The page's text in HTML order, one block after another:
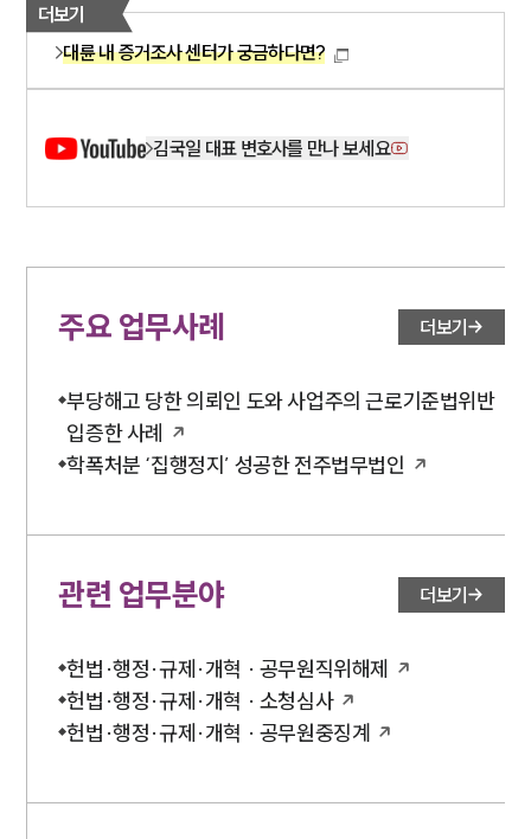
더보기
대륜 내 증거조사 센터가 궁금하다면?
김국일 대표 변호사를 만나 보세요
주요 업무사례 더보기
부당해고 당한 의뢰인 도와 사업주의 근로기준법위반
입증한 사례
학폭처분 ‘집행정지’ 성공한 전주법무법인
관련 업무분야 더보기
헌법·행정·규제·개혁 · 공무원직위해제
헌법·행정·규제·개혁 · 소청심사
헌법·행정·규제·개혁 · 공무원중징계